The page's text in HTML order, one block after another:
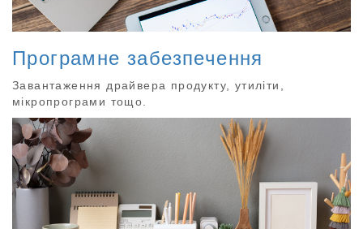
Програмне забезпечення
Завантаження драйвера продукту, утиліти,
мікропрограми тощо.